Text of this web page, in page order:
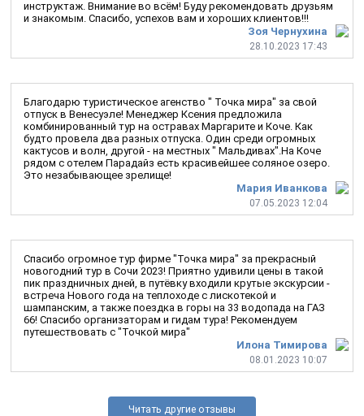
Зоя Чернухина
28.10.2023 17:43
инструктаж. Внимание во всём! Буду рекомендовать друзьям
и знакомым. Спасибо, успехов вам и хороших клиентов!!!
Мария Иванкова
07.05.2023 12:04
Благодарю туристическое агенство " Точка мира" за свой
отпуск в Венесуэле! Менеджер Ксения предложила
комбинированный тур на остравах Маргарите и Коче. Как
будто провела два разных отпуска. Один среди огромных
кактусов и волн, другой - на местных " Мальдивах".На Коче
рядом с отелем Парадайз есть красивейшее соляное озеро.
Это незабывающее зрелище!
Илона Тимирова
08.01.2023 10:07
Спасибо огромное тур фирме "Точка мира" за прекрасный
новогодний тур в Сочи 2023! Приятно удивили цены в такой
пик праздничных дней, в путёвку входили крутые экскурсии -
встреча Нового года на теплоходе с лискотекой и
шампанским, а также поездка в горы на 33 водопада на ГАЗ
66! Спасибо организаторам и гидам тура! Рекомендуем
путешествовать с "Точкой мира"
Читать другие отзывы